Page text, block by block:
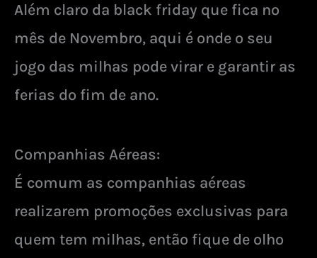
Além claro da black friday que fica no
mês de Novembro, aqui é onde o seu
jogo das milhas pode virar e garantir as
ferias do fim de ano.
Companhias Aéreas:
É comum as companhias aéreas
realizarem promoções exclusivas para
quem tem milhas, então fique de olho